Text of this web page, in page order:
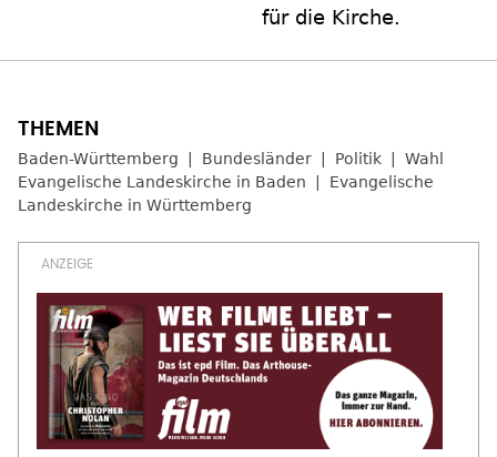
für die Kirche.
Baden-Württemberg Bundesländer Politik
Wahl
Evangelische Landeskirche in Baden
Evangelische
Landeskirche in Württemberg